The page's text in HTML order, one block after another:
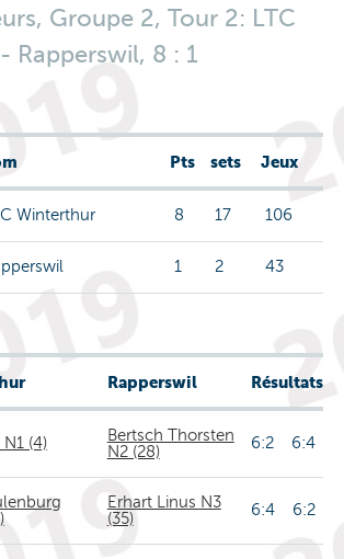
Groupe 2, Tour 2: LTC
Rapperswil, 8 : 1
Pts sets Jeux
Winterthur 8 17 106
1 2 43
Rapperswil Résultats
(4)
Bertsch Thorsten
N2 (28)
6:2 6:4
Erhart Linus N3
(35)
6:4 6:2